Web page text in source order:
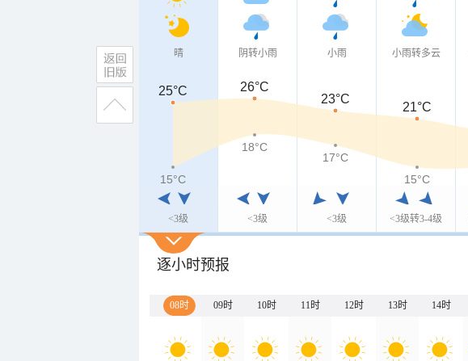
晴
<3级
阴转小雨
<3级
小雨
<3级
小雨转多云
<3级转3-4级
25°C
26°C
23°C
21°C
15°C
18°C
17°C
15°C
逐小时预报
08时 09时 10时 11时 12时 13时 14时